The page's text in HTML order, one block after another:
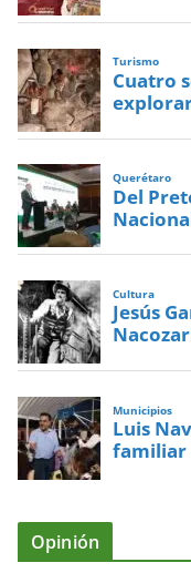
Turismo
Cuatro
Querétaro
Del
Cultura
Jesús
Municipios
Luis
familiar
Opinión